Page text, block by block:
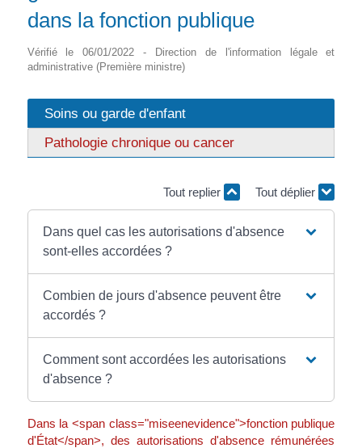
dans la fonction publique
Vérifié le 06/01/2022 - Direction de l'information légale et
administrative (Première ministre)
Soins ou garde d'enfant
Pathologie chronique ou cancer
Tout replier Tout déplier
Dans quel cas les autorisations d'absence
sont-elles accordées ?
Combien de jours d'absence peuvent être
accordés ?
Comment sont accordées les autorisations
d'absence ?
Dans la <span class="miseenevidence">fonction publique
d'État</span>, des autorisations d'absence rémunérées